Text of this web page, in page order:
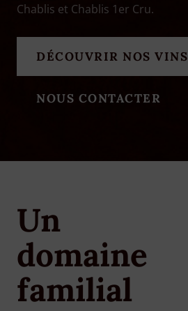
Chablis et Chablis 1er Cru.
DÉCOUVRIR NOS VINS
NOUS CONTACTER
Un
domaine
familial